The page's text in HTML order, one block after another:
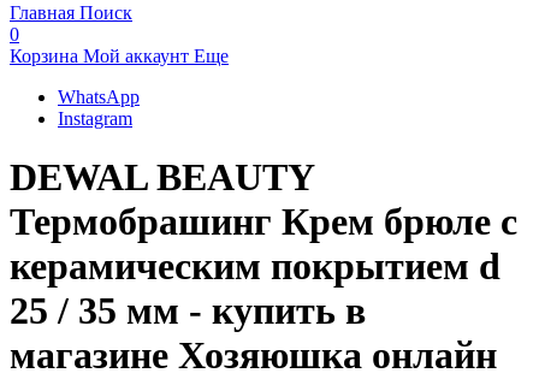
Главная Поиск
0
Корзина Мой аккаунт Еще
WhatsApp
Instagram
DEWAL BEAUTY
Термобрашинг Крем брюле с
керамическим покрытием d
25 / 35 мм - купить в
магазине Хозяюшка онлайн